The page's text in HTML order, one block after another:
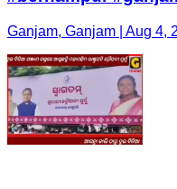
Ganjam, Ganjam | Aug 4,